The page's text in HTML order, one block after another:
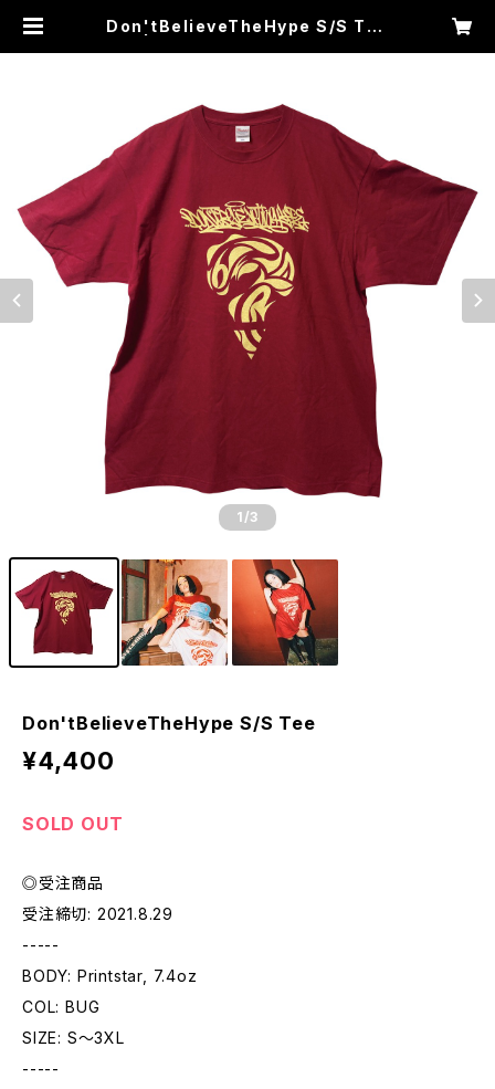
Don'tBelieveTheHype S/S Tee
1 /3
Don'tBelieveTheHype S/S Tee
¥4,400
SOLD OUT
◎受注商品
受注締切: 2021.8.29
-----
BODY: Printstar, 7.4oz
COL: BUG
SIZE: S〜3XL
-----